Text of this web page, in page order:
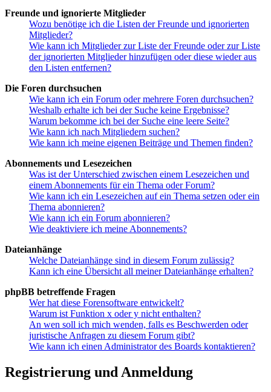
Freunde und ignorierte Mitglieder
Wozu benötige ich die Listen der Freunde und ignorierten
Mitglieder?
Wie kann ich Mitglieder zur Liste der Freunde oder zur Liste
der ignorierten Mitglieder hinzufügen oder diese wieder aus
den Listen entfernen?
Die Foren durchsuchen
Wie kann ich ein Forum oder mehrere Foren durchsuchen?
Weshalb erhalte ich bei der Suche keine Ergebnisse?
Warum bekomme ich bei der Suche eine leere Seite?
Wie kann ich nach Mitgliedern suchen?
Wie kann ich meine eigenen Beiträge und Themen finden?
Abonnements und Lesezeichen
Was ist der Unterschied zwischen einem Lesezeichen und
einem Abonnements für ein Thema oder Forum?
Wie kann ich ein Lesezeichen auf ein Thema setzen oder ein
Thema abonnieren?
Wie kann ich ein Forum abonnieren?
Wie deaktiviere ich meine Abonnements?
Dateianhänge
Welche Dateianhänge sind in diesem Forum zulässig?
Kann ich eine Übersicht all meiner Dateianhänge erhalten?
phpBB betreffende Fragen
Wer hat diese Forensoftware entwickelt?
Warum ist Funktion x oder y nicht enthalten?
An wen soll ich mich wenden, falls es Beschwerden oder
juristische Anfragen zu diesem Forum gibt?
Wie kann ich einen Administrator des Boards kontaktieren?
Registrierung und Anmeldung